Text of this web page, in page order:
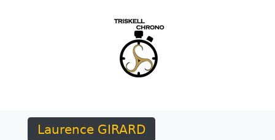
Laurence GIRARD